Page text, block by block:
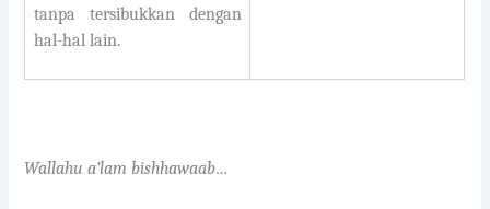
tanpa tersibukkan dengan
hal-hal lain.
Wallahu a’lam bishhawaab…